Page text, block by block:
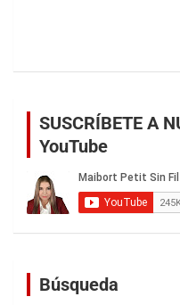
SUSCRÍBETE A
YouTube
Búsqueda